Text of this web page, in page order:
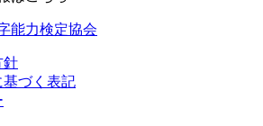
能力検定協会
針
づく表記